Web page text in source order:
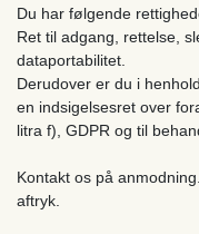
Du har følgende
Ret til adgang, rettelse,
dataportabilitet.
Derudover er du i
en indsigelsesret over
litra f), GDPR og til
Kontakt os på
aftryk.